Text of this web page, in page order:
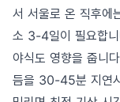
서 서울로 온 직후에
소 3-4일이 필요합
야식도 영향을 줍니
듬을 30-45분 지연